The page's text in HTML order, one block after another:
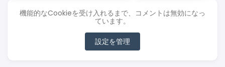
機能的なCookieを受け入れるまで、コメントは無効になっ
ています。
設定を管理